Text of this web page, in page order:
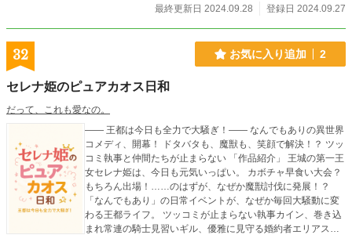
最終更新日 2024.09.28
登録日 2024.09.27
32 お気に入り追加 2
セレナ姫のピュアカオス日和
だって、これも愛なの。
―― 王都は今日も全力で大騒ぎ！―― なんでもありの異世界
コメディ、開幕！ ドタバタも、魔獣も、笑顔で解決！？ ツッ
コミ執事と仲間たちが止まらない 「作品紹介」 王城の第一王
女セレナ姫は、今日も元気いっぱい。 カボチャ早食い大会？
もちろん出場！……のはずが、なぜか魔獣討伐に発展！？
「なんでもあり」の日常イベントが、なぜか毎回大騒動に変
わる王都ライフ。 ツッコミが止まらない執事カイン、巻き込
まれ常連の騎士見習いギル、優雅に見守る婚約者エリアス、